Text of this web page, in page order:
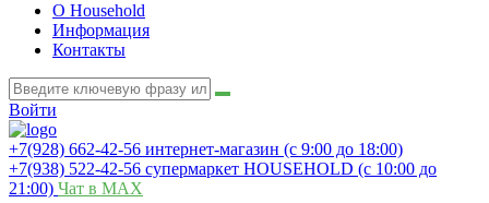
О Household
Информация
Контакты
Войти
+7(928) 662-42-56 интернет-магазин (с 9:00 до 18:00)
+7(938) 522-42-56 супермаркет HOUSEHOLD (с 10:00 до
21:00) Чат в MAX